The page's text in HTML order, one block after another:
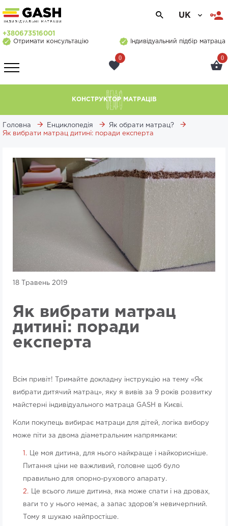
UK
+380673516001
Отримати консультацію
Індивідуальний підбір матраца
0 0
КОНСТРУКТОР МАТРАЦІВ
Головна Енциклопедія
Як обрати матрац?
Як вибрати матрац дитині: поради експерта
18 Травень 2019
Як вибрати матрац
дитині: поради
експерта
Всім привіт! Тримайте докладну інструкцію на тему «Як
вибрати дитячий матрац», яку я вивів за 9 років розвитку
майстерні індивідуального матраца GASH в Києві.
Коли покупець вибирає матраци для дітей, логіка вибору
може піти за двома діаметральним напрямками:
Це моя дитина, для нього найкраще і найкорисніше.
Питання ціни не важливий, головне щоб було
правильно для опорно-рухового апарату.
Це всього лише дитина, яка може спати і на дровах,
ваги то у нього немає, а запас здоров'я невичерпний.
Тому я шукаю найпростіше.